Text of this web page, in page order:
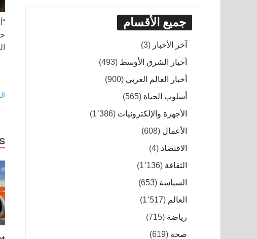
جميع الأقسام
آخر الأخبار (3)
أخبار الشرق الأوسط (493)
أخبار العالم العربي (900)
أسلوب الحياة (565)
الأجهزة والإلكترونيات (1٬386)
الأعمال (608)
الاقتصاد (4)
الثقافة (1٬136)
السياسة (653)
العالم (1٬517)
رياضة (715)
صحة (619)